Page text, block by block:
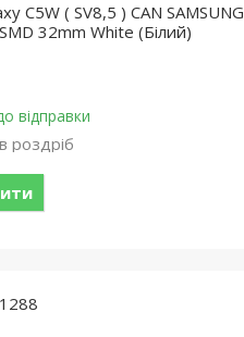
C5W ( SV8,5 ) CAN SAMSUNG
32mm White (Білий)
відправки
роздріб